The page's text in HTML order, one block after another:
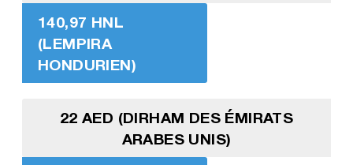
140,97 HNL
(LEMPIRA
HONDURIEN)
22 AED (DIRHAM DES ÉMIRATS
ARABES UNIS)